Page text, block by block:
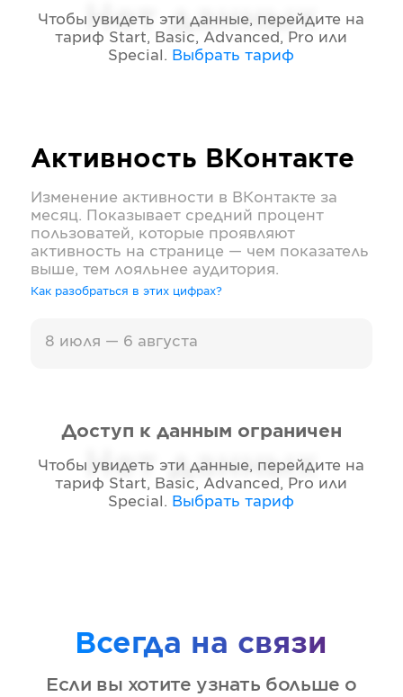
Нет данных
Чтобы увидеть эти данные, перейдите на
тариф Start, Basic, Advanced, Pro или
Special . Выбрать тариф
Активность ВКонтакте
Изменение активности в ВКонтакте за
месяц. Показывает средний процент
пользоватей, которые проявляют
активность на странице — чем показатель
выше, тем лояльнее аудитория.
Как разобраться в этих цифрах?
8 июля — 6 августа
Нет данных
Доступ к данным ограничен
Чтобы увидеть эти данные, перейдите на
тариф Start, Basic, Advanced, Pro или
Special . Выбрать тариф
Всегда на связи
Если вы хотите узнать больше о